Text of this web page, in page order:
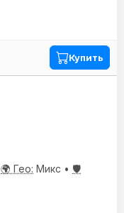
Купить
🌍 Гео: Микс • 🛡️